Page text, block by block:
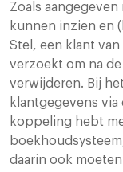
Zoals
kunnen inzien en
Stel, een klant
verzoekt om na
verwijderen. Bij
klantgegevens
koppeling hebt
daarin ook